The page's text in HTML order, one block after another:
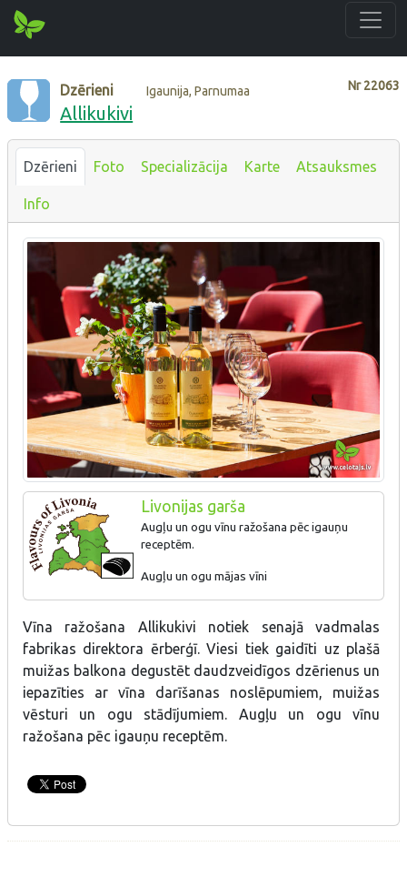
Nr22063
Dzērieni Igaunija, Parnumaa
Allikukivi
Dzērieni Foto Specializācija Karte Atsauksmes
Info
Livonijas garša
Augļu un ogu vīnu ražošana pēc igauņu
receptēm.
Augļu un ogu mājas vīni
Vīna ražošana Allikukivi notiek senajā vadmalas
fabrikas direktora ērberģī. Viesi tiek gaidīti uz plašā
muižas balkona degustēt daudzveidīgos dzērienus un
iepazīties ar vīna darīšanas noslēpumiem, muižas
vēsturi un ogu stādījumiem. Augļu un ogu vīnu
ražošana pēc igauņu receptēm.